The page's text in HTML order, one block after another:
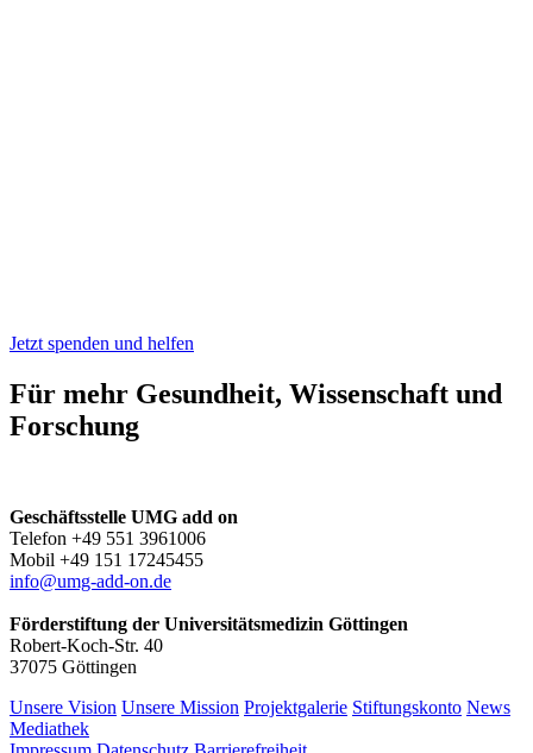
Jetzt spenden und helfen
Für mehr Gesundheit, Wissenschaft und
Forschung
Geschäftsstelle UMG add on
‍Telefon +49 551 3961006
Mobil +49 151 17245455
info@umg-add-on.de
Förderstiftung der Universitätsmedizin Göttingen
Robert-Koch-Str. 40
37075 Göttingen
Unsere Vision Unsere Mission Projektgalerie Stiftungskonto News
Mediathek